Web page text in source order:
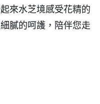
來水芝境感受花精的
膩的呵護，陪伴您走